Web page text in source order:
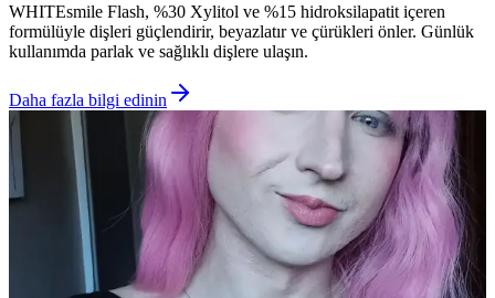
WHITEsmile Flash, %30 Xylitol ve %15 hidroksilapatit içeren
formülüyle dişleri güçlendirir, beyazlatır ve çürükleri önler. Günlük
kullanımda parlak ve sağlıklı dişlere ulaşın.
Daha fazla bilgi edinin